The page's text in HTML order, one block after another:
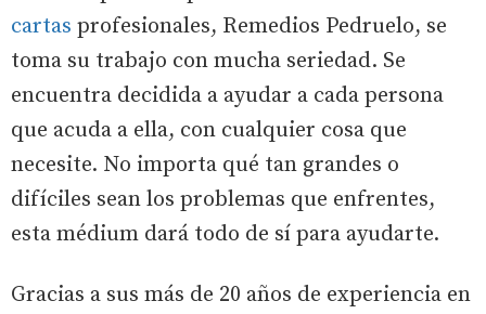
cartas profesionales, Remedios Pedruelo, se
toma su trabajo con mucha seriedad. Se
encuentra decidida a ayudar a cada persona
que acuda a ella, con cualquier cosa que
necesite. No importa qué tan grandes o
difíciles sean los problemas que enfrentes,
esta médium dará todo de sí para ayudarte.
Gracias a sus más de 20 años de experiencia en